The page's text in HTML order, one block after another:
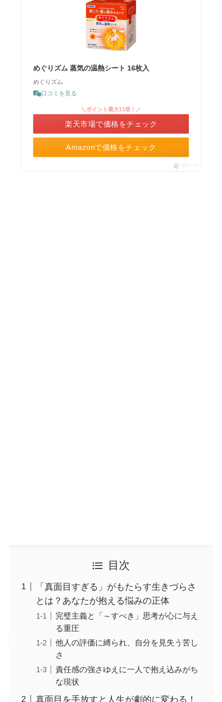
めぐりズム 蒸気の温熱シート 16枚入
めぐりズム
口コミを見る
Amazonで価格をチェック
＼ポイント最大11倍！／
楽天市場で価格をチェック
ポチップ
目次
「真面目すぎる」がもたらす生きづらさ
とは？あなたが抱える悩みの正体
完璧主義と「～すべき」思考が心に与え
る重圧
他人の評価に縛られ、自分を見失う苦し
さ
責任感の強さゆえに一人で抱え込みがち
な現状
真面目を手放すと人生が劇的に変わる！